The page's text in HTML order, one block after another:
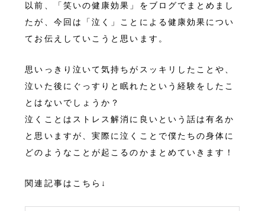
以前、「笑いの健康効果」をブログでまとめまし
たが、今回は「泣く」ことによる健康効果につい
てお伝えしていこうと思います。
思いっきり泣いて気持ちがスッキリしたことや、
泣いた後にぐっすりと眠れたという経験をしたこ
とはないでしょうか？
泣くことはストレス解消に良いという話は有名か
と思いますが、実際に泣くことで僕たちの身体に
どのようなことが起こるのかまとめていきます！
関連記事はこちら↓